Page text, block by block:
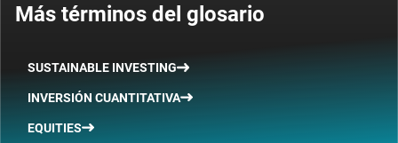
Más términos del glosario
SUSTAINABLE INVESTING
INVERSIÓN CUANTITATIVA
EQUITIES